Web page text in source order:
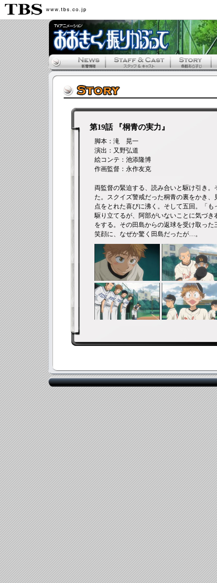
第19話 『桐青の実力』
脚本：滝 晃一
演出：又野弘道
絵コンテ：池添隆博
作画監督：永作友克
両監督の緊迫する、読み合いと駆け引き
た。スクイズ警戒だった桐青の裏をかき
点をとれた喜びに沸く。そして五回。「
駆り立てるが、阿部がいないことに気づ
をする。その田島からの返球を受け取っ
笑顔に、なぜか驚く田島だったが…。